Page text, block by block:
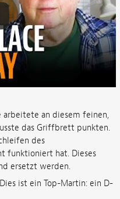
arbeitete an diesem feinen,
das Griffbrett punkten.
des
funktioniert hat. Dieses
ersetzt werden.
Dies ist ein Top-Martin: ein D-